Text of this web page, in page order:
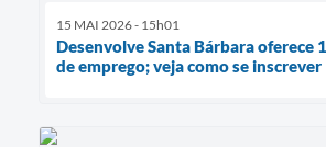
15 MAI 2026 - 15h01
Desenvolve Santa Bárbara oferece
de emprego; veja como se inscrever